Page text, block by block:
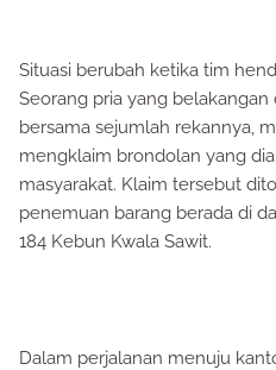
Situasi berubah ketika tim
Seorang pria yang belakangan
bersama sejumlah rekannya,
mengklaim brondolan yang
masyarakat. Klaim tersebut
penemuan barang berada di
184 Kebun Kwala Sawit.
Dalam perjalanan menuju